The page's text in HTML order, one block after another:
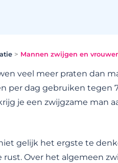
> Mannen zwijgen en
veel meer praten dan
per dag gebruiken tegen
je een zwijgzame man
gelijk het ergste te
rust. Over het algemeen